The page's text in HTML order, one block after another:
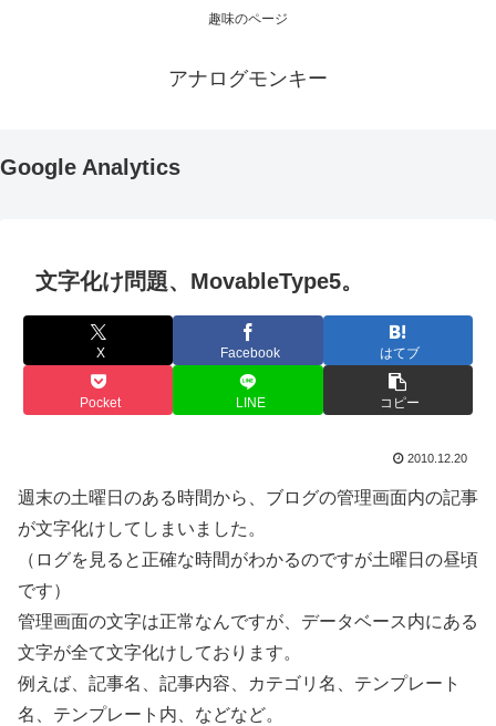
趣味のページ
アナログモンキー
Google Analytics
文字化け問題、MovableType5。
X Facebook はてブ
Pocket LINE コピー
2010.12.20
週末の土曜日のある時間から、ブログの管理画面内の記事
が文字化けしてしまいました。
（ログを見ると正確な時間がわかるのですが土曜日の昼頃
です）
管理画面の文字は正常なんですが、データベース内にある
文字が全て文字化けしております。
例えば、記事名、記事内容、カテゴリ名、テンプレート
名、テンプレート内、などなど。